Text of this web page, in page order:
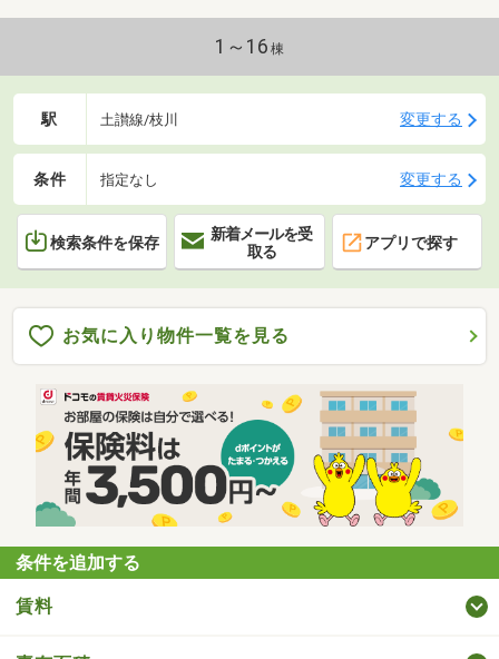
1～16 棟
駅 土讃線/枝川 変更する
条件 指定なし 変更する
検索条件を保存
新着メールを受
取る
アプリで探す
お気に入り物件一覧を見る
条件を追加する
賃料